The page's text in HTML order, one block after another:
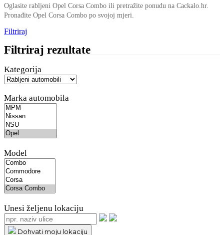
Oglasite rabljeni Opel Corsa Combo ili pretražite ponudu na Cackalo.hr.
Pronađite Opel Corsa Combo po svojoj mjeri.
Filtriraj
Filtriraj rezultate
Kategorija
Marka automobila
Model
Unesi željenu lokaciju
Dohvati moju lokaciju